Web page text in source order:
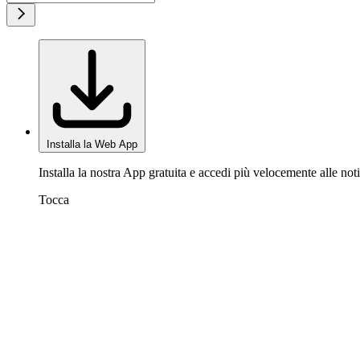
Installa la Web App
Installa la nostra App gratuita e accedi più velocemente alle
Tocca